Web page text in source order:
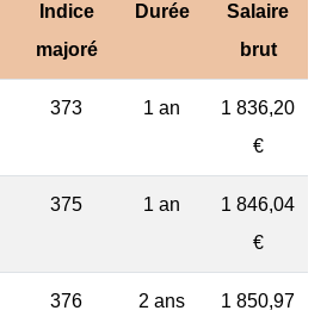
Indice
majoré
Durée
Salaire
brut
373 1 an
1 836,20
€
375 1 an
1 846,04
€
376 2 ans
1 850,97